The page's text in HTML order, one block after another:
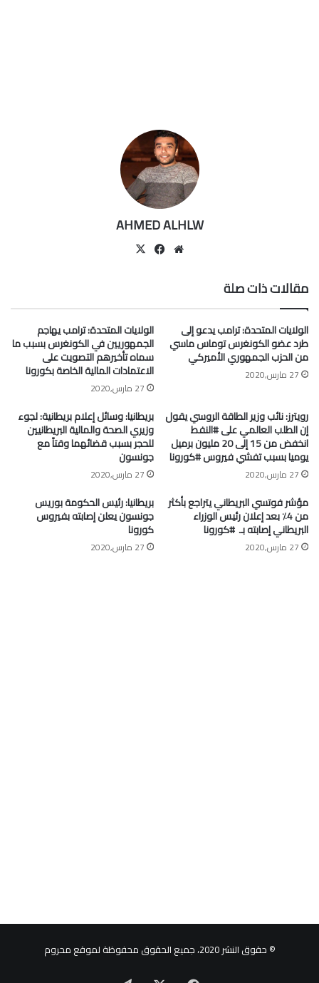
AHMED ALHLW
موقعفيسبوك
مقالات ذات صلة
الولايات المتحدة: ترامب يدعو إلى
طرد عضو الكونغرس توماس ماسي
من الحزب الجمهوري الأميركي
27 مارس,2020
الولايات المتحدة: ترامب يهاجم
الجمهوريين في الكونغرس بسبب ما
سماه تأخيرهم التصويت على
الاعتمادات المالية الخاصة بكورونا
27 مارس,2020
رويترز: نائب وزير الطاقة الروسي يقول
إن الطلب العالمي على #النفط
انخفض من 15 إلى 20 مليون برميل
يوميا بسبب تفشي فيروس #كورونا
27 مارس,2020
بريطانيا: وسائل إعلام بريطانية: لجوء
وزيري الصحة والمالية البريطانيين
للحجر بسبب قضائهما وقتاً مع
جونسون
27 مارس,2020
مؤشر فوتسي البريطاني يتراجع بأكثر
من 4٪ بعد إعلان رئيس الوزراء
البريطاني إصابته بـ ⁧ #كورونا⁩
27 مارس,2020
بريطانيا: رئيس الحكومة بوريس
جونسون يعلن إصابته بفيروس
كورونا
27 مارس,2020
© حقوق النشر 2020، جميع الحقوق محفوظة لموقع محروم